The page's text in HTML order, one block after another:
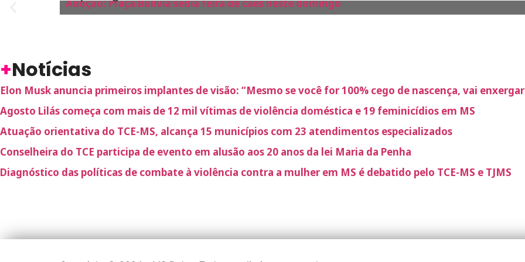
Adoção: Praça Bolívia sedia feira de cães neste domingo
+Notícias
Elon Musk anuncia primeiros implantes de visão: “Mesmo se você for 100% cego de nascença, vai
Agosto Lilás começa com mais de 12 mil vítimas de violência doméstica e 19 feminicídios em MS
Atuação orientativa do TCE-MS, alcança 15 municípios com 23 atendimentos especializados
Conselheira do TCE participa de evento em alusão aos 20 anos da lei Maria da Penha
Diagnóstico das políticas de combate à violência contra a mulher em MS é debatido pelo TCE-MS e TJMS